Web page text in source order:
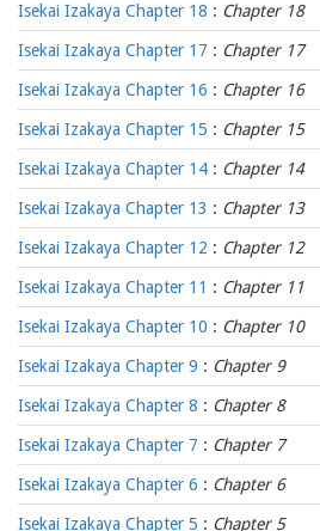
Isekai Izakaya Chapter 18 : Chapter 18
Isekai Izakaya Chapter 17 : Chapter 17
Isekai Izakaya Chapter 16 : Chapter 16
Isekai Izakaya Chapter 15 : Chapter 15
Isekai Izakaya Chapter 14 : Chapter 14
Isekai Izakaya Chapter 13 : Chapter 13
Isekai Izakaya Chapter 12 : Chapter 12
Isekai Izakaya Chapter 11 : Chapter 11
Isekai Izakaya Chapter 10 : Chapter 10
Isekai Izakaya Chapter 9 : Chapter 9
Isekai Izakaya Chapter 8 : Chapter 8
Isekai Izakaya Chapter 7 : Chapter 7
Isekai Izakaya Chapter 6 : Chapter 6
Isekai Izakaya Chapter 5 : Chapter 5